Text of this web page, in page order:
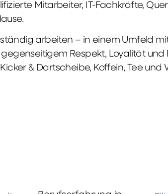
Mitarbeiter, IT-Fachkräfte,
arbeiten – in einem Umfeld
Respekt, Loyalität und
& Dartscheibe, Koffein, Tee und